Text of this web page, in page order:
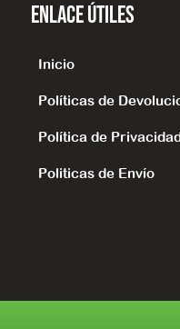
Enlace Útiles
Inicio
Políticas de
Política de
Politicas de Envío